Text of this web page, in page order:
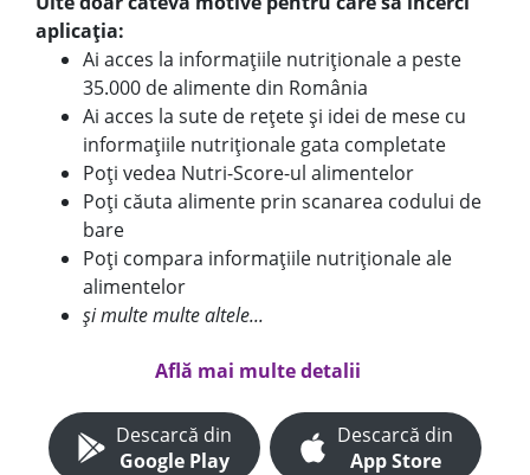
aplicația:
Ai acces la informațiile nutriționale a peste
35.000 de alimente din România
Ai acces la sute de rețete și idei de mese cu
informațiile nutriționale gata completate
Poți vedea Nutri-Score-ul alimentelor
Poți căuta alimente prin scanarea codului de
bare
Poți compara informațiile nutriționale ale
alimentelor
și multe multe altele...
Află mai multe detalii
Descarcă din
Google Play
Descarcă din
App Store